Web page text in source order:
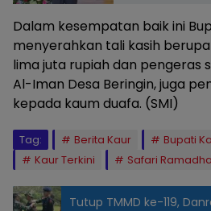
Dalam kesempatan baik ini
menyerahkan tali kasih
lima juta rupiah dan pengeras
Al-Iman Desa Beringin, juga
kepada kaum duafa. (SMI)
Tag: Berita Kaur Bupati
Kaur Terkini
Safari
Tutup TMMD ke-119,